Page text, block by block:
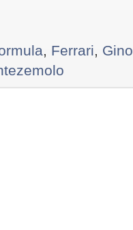
Ferrari